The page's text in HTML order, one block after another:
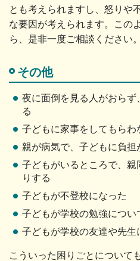
とも考えられますし、怒りや
な要因が考えられます。この
ら、是非一度ご相談ください。
その他
夜に面倒を見る人がおら
る
子どもに家事をしてもらわ
親が病気で、子どもに負担
子どもがいるところで、
りする
子どもが不登校になった
子どもが学校の勉強につい
子どもが学校の友達や先生
こういった困りごとについて